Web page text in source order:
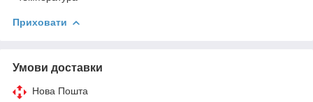
Приховати
Умови доставки
Нова Пошта